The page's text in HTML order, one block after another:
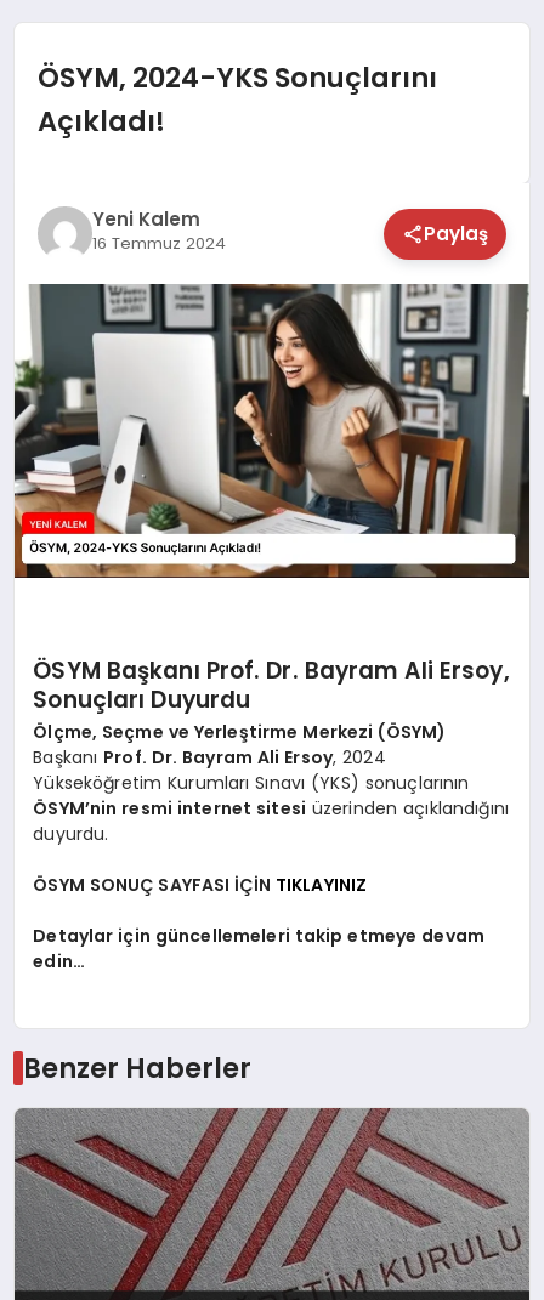
SPOR
DÜNYA
YAŞAM
TEKNOLOJİ
SAĞLIK
MAGAZİN
EĞİTİM
ÖSYM, 2024-YKS Sonuçlarını
Açıkladı!
Yeni Kalem
16 Temmuz 2024 Paylaş
ÖSYM Başkanı Prof. Dr. Bayram Ali Ersoy,
Sonuçları Duyurdu
Ölçme, Seçme ve Yerleştirme Merkezi (ÖSYM)
Başkanı Prof. Dr. Bayram Ali Ersoy, 2024
Yükseköğretim Kurumları Sınavı (YKS) sonuçlarının
ÖSYM’nin resmi internet sitesi üzerinden açıklandığını
duyurdu.
ÖSYM SONUÇ SAYFASI İÇİN TIKLAYINIZ
Detaylar için güncellemeleri takip etmeye devam
edin…
Benzer Haberler